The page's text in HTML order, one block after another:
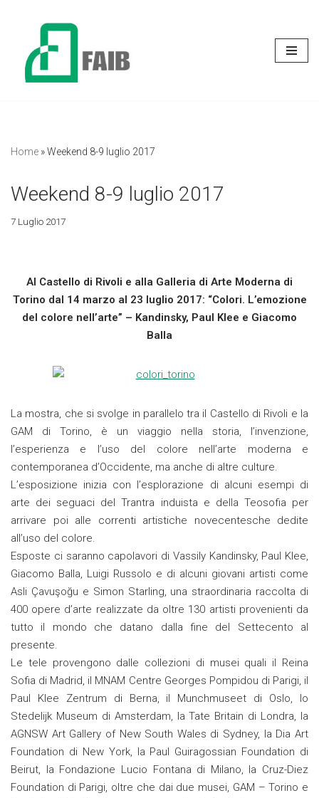
contenuto
Home »Weekend 8-9 luglio 2017
Weekend 8-9 luglio 2017
7 Luglio 2017
Al Castello di Rivoli e alla Galleria di Arte Moderna di
Torino dal 14 marzo al 23 luglio 2017: “Colori. L’emozione
del colore nell’arte” – Kandinsky, Paul Klee e Giacomo
Balla
La mostra, che si svolge in parallelo tra il Castello di Rivoli e la
GAM di Torino, è un viaggio nella storia, l’invenzione,
l’esperienza e l’uso del colore nell’arte moderna e
contemporanea d’Occidente, ma anche di altre culture.
L’esposizione inizia con l’esplorazione di alcuni esempi di
arte dei seguaci del Trantra induista e della Teosofia per
arrivare poi alle correnti artistiche novecentesche dedite
all’uso del colore.
Esposte ci saranno capolavori di Vassily Kandinsky, Paul Klee,
Giacomo Balla, Luigi Russolo e di alcuni giovani artisti come
Asli Çavuşoğu e Simon Starling, una straordinaria raccolta di
400 opere d’arte realizzate da oltre 130 artisti provenienti da
tutto il mondo che datano dalla fine del Settecento al
presente.
Le tele provengono dalle collezioni di musei quali il Reina
Sofia di Madrid, il MNAM Centre Georges Pompidou di Parigi, il
Paul Klee Zentrum di Berna, il Munchmuseet di Oslo, lo
Stedelijk Museum di Amsterdam, la Tate Britain di Londra, la
AGNSW Art Gallery of New South Wales di Sydney, la Dia Art
Foundation di New York, la Paul Guiragossian Foundation di
Beirut, la Fondazione Lucio Fontana di Milano, la Cruz-Diez
Foundation di Parigi, oltre che dai due musei, GAM – Torino e